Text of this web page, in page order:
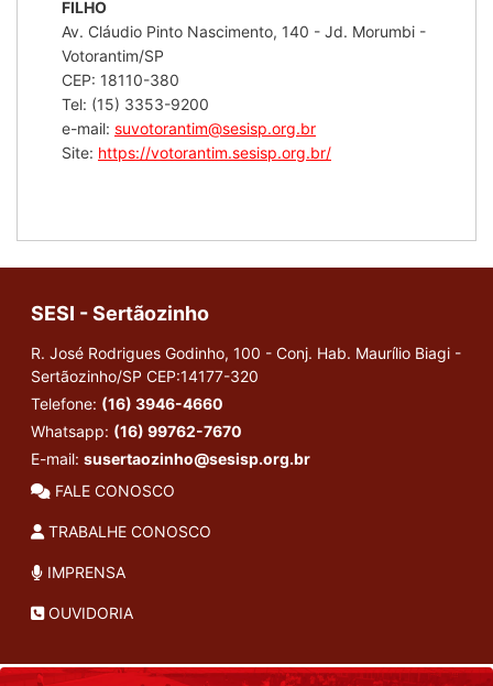
FILHO
Av. Cláudio Pinto Nascimento, 140 - Jd. Morumbi -
Votorantim/SP
CEP: 18110-380
Tel: (15) 3353-9200
e-mail: suvotorantim@sesisp.org.br
Site: https://votorantim.sesisp.org.br/
SESI - Sertãozinho
R. José Rodrigues Godinho, 100 - Conj. Hab. Maurílio Biagi -
Sertãozinho/SP CEP:14177-320
Telefone: (16) 3946-4660
Whatsapp: (16) 99762-7670
E-mail: susertaozinho@sesisp.org.br
FALE CONOSCO
TRABALHE CONOSCO
IMPRENSA
OUVIDORIA